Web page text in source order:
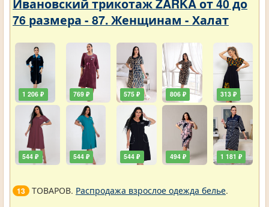
Ивановский трикотаж ZARKA от 40 до
76 размера - 87. Женщинам - Халат
1 206 ₽
544 ₽
769 ₽
544 ₽
575 ₽
544 ₽
806 ₽
494 ₽
313 ₽
1 181 ₽
13 ТОВАРОВ. Распродажа взрослое одежда белье.